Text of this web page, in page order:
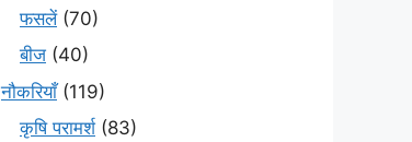
फसलें(70)
बीज (40)
नौकरियाँ(119)
कृषि परामर्श(83)